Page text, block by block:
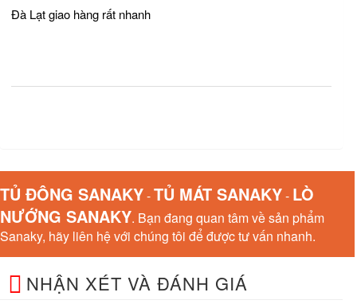
Đà Lạt giao hàng rất nhanh
TỦ ĐÔNG SANAKY-TỦ MÁT SANAKY- LÒ
NƯỚNG SANAKY. Bạn đang quan tâm về sản phẩm
Sanaky, hãy liên hệ với chúng tôi để được tư vấn nhanh.
NHẬN XÉT VÀ ĐÁNH GIÁ